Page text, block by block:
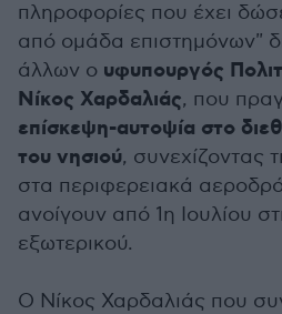
πληροφορίες που έχει
από ομάδα επιστημόνων"
άλλων ο υφυπουργός
Νίκος Χαρδαλιάς, που
επίσκεψη-αυτοψία στο
του νησιού, συνεχίζοντας
στα περιφερειακά
ανοίγουν από 1η Ιουλίου
εξωτερικού.
Ο Νίκος Χαρδαλιάς που